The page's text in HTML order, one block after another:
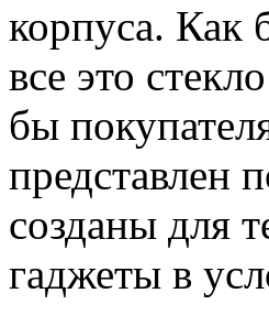
корпуса. Как
все это
бы
представлен
созданы для
гаджеты в